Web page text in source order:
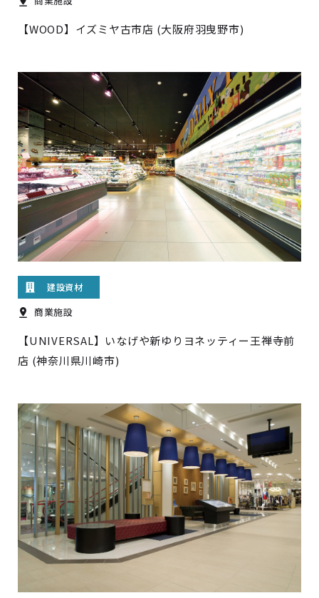
【WOOD】イズミヤ古市店 (大阪府羽曳野市)
建設資材
商業施設
【UNIVERSAL】いなげや新ゆりヨネッティー王禅寺前
店 (神奈川県川崎市)